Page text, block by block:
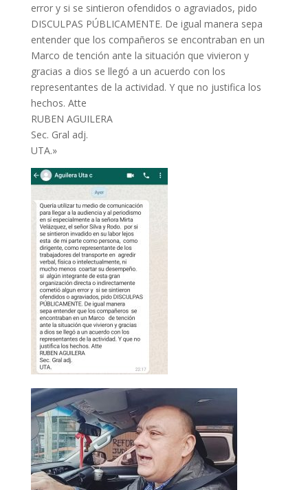
error y si se sintieron ofendidos o agraviados, pido
DISCULPAS PÚBLICAMENTE. De igual manera sepa
entender que los compañeros se encontraban en un
Marco de tención ante la situación que vivieron y
gracias a dios se llegó a un acuerdo con los
representantes de la actividad. Y que no justifica los
hechos. Atte
RUBEN AGUILERA
Sec. Gral adj.
UTA.»